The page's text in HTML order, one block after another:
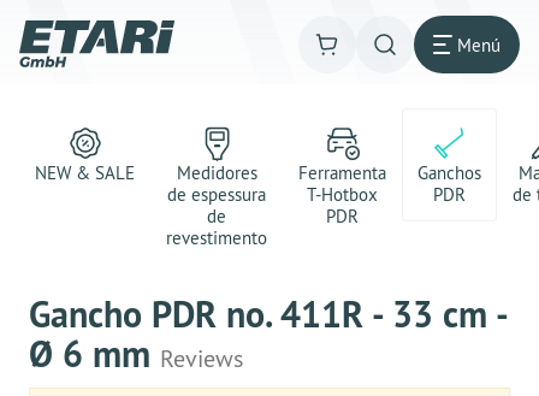
Menú
NEW & SALE
Medidores
de espessura
de
revestimento
Ferramenta
T-Hotbox
PDR
Ganchos
PDR
de
Gancho PDR no. 411R - 33 cm -
Ø 6 mm Reviews